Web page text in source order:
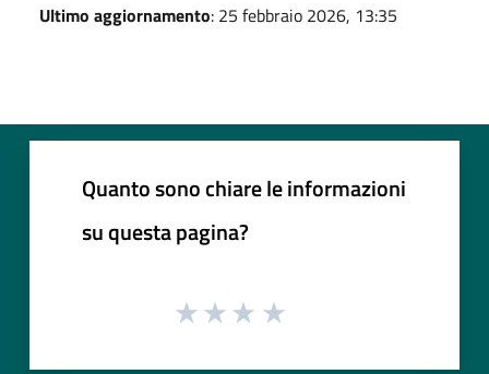
Ultimo aggiornamento: 25 febbraio 2026, 13:35
Quanto sono chiare le informazioni
su questa pagina?